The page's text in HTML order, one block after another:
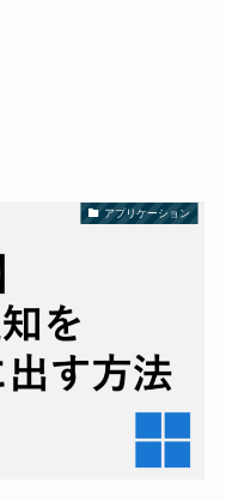
アプリケーション